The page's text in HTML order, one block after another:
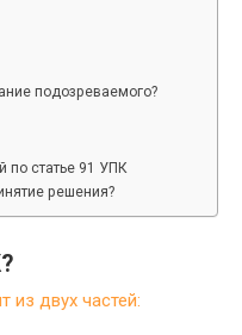
подозреваемого?
по статье 91 УПК
решения?
из двух частей: